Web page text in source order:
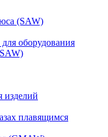
(SAW)
оборудования
изделий
плавящимся